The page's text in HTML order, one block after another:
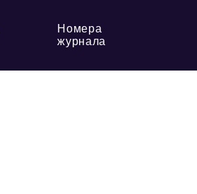
Номера
журнала